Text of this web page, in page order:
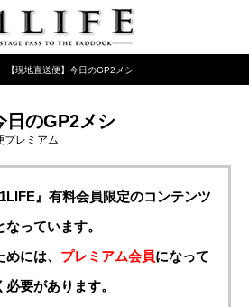
【現地直送便】今日のGP2メシ
日のGP2メシ
プレミアム
』有料会員限定のコンテンツ
なっています。
には、 プレミアム会員になって
必要があります。